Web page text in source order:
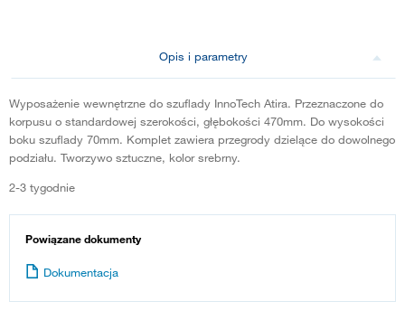
Opis i parametry
Wyposażenie wewnętrzne do szuflady InnoTech Atira. Przeznaczone do
korpusu o standardowej szerokości, głębokości 470mm. Do wysokości
boku szuflady 70mm. Komplet zawiera przegrody dzielące do dowolnego
podziału. Tworzywo sztuczne, kolor srebrny.
2-3 tygodnie
Powiązane dokumenty
Dokumentacja